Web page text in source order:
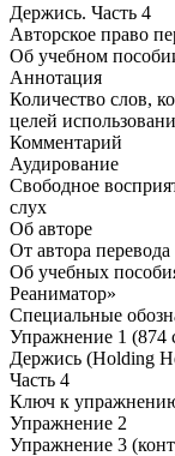
Держись. Часть 4
Авторское право
Об учебном
Аннотация
Количество слов,
целей
Комментарий
Аудирование
Свободное
слух
Об авторе
От автора перевода
Об учебных
Реаниматор»
Специальные
Упражнение 1 (874
Держись (Holding
Часть 4
Ключ к
Упражнение 2
Упражнение 3